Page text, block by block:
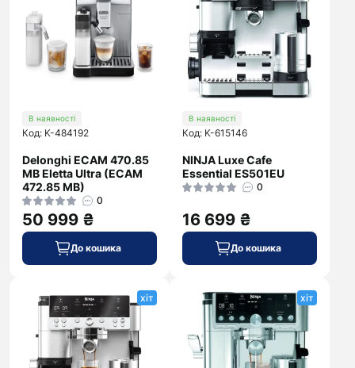
В наявності
Код: K-484192
Delonghi ECAM 470.85
MB Eletta Ultra (ECAM
472.85 MB)
0
50 999 ₴
До кошика
В наявності
Код: K-615146
NINJA Luxe Cafe
Essential ES501EU
0
16 699 ₴
До кошика
хіт хіт